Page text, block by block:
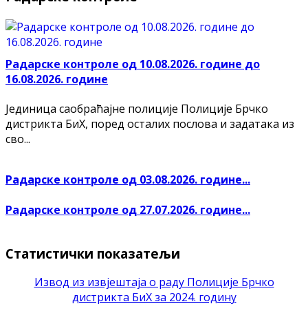
Радарске контроле од 10.08.2026. године до
16.08.2026. године
Јединица саобраћајне полиције Полиције Брчко
дистрикта БиХ, поред осталих послова и задатака из
сво...
Радарске контроле од 03.08.2026. године...
Радарске контроле од 27.07.2026. године...
Статистички показатељи
Извод из извјештаја о раду Полиције Брчко
дистрикта БиХ за 2024. годину